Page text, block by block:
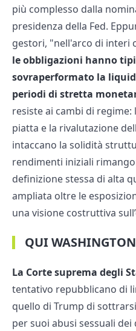
più complesso dalla
presidenza della Fed.
gestori, "nell'arco di interi
le obbligazioni hanno
sovraperformato la
periodi di stretta
resiste ai cambi di
piatta e la rivalutazione
intaccano la solidità
rendimenti iniziali
definizione stessa di alta
ampliata oltre le
una visione costruttiva
QUI WASHINGTON
La Corte suprema degli
tentativo repubblicano di
quello di Trump di
per suoi abusi sessuali dei